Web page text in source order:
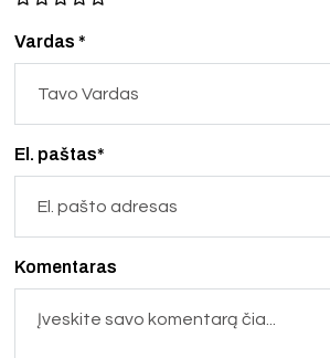
Vardas *
El. paštas*
Komentaras